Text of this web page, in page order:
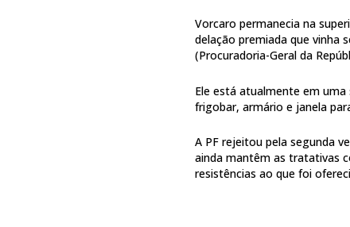
Vorcaro permanecia na
delação premiada que vinha
(Procuradoria-Geral da
Ele está atualmente em
frigobar, armário e janela
A PF rejeitou pela segunda
ainda mantêm as tratativas
resistências ao que foi